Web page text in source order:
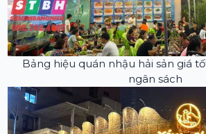
Bảng hiệu quán nhậu hải sản giá
ngân sách